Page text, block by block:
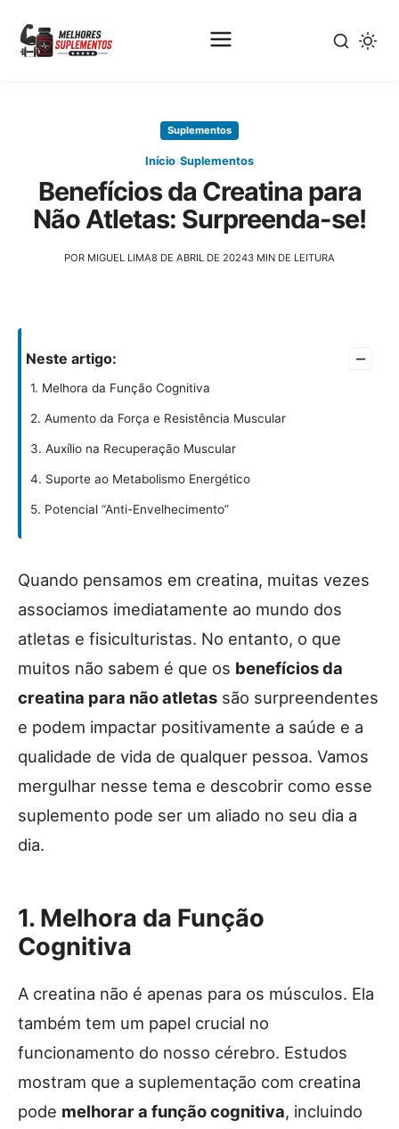
principal
Suplementos
Início›Suplementos
Benefícios da Creatina para
Não Atletas: Surpreenda-se!
POR MIGUEL LIMA8 DE ABRIL DE 20243 MIN DE LEITURA
Neste artigo: –
1. Melhora da Função Cognitiva
2. Aumento da Força e Resistência Muscular
3. Auxílio na Recuperação Muscular
4. Suporte ao Metabolismo Energético
5. Potencial “Anti-Envelhecimento”
Quando pensamos em creatina, muitas vezes
associamos imediatamente ao mundo dos
atletas e fisiculturistas. No entanto, o que
muitos não sabem é que os benefícios da
creatina para não atletas são surpreendentes
e podem impactar positivamente a saúde e a
qualidade de vida de qualquer pessoa. Vamos
mergulhar nesse tema e descobrir como esse
suplemento pode ser um aliado no seu dia a
dia.
1. Melhora da Função
Cognitiva
A creatina não é apenas para os músculos. Ela
também tem um papel crucial no
funcionamento do nosso cérebro. Estudos
mostram que a suplementação com creatina
pode melhorar a função cognitiva, incluindo